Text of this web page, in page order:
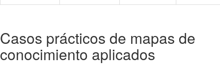
Casos prácticos de mapas de
conocimiento aplicados